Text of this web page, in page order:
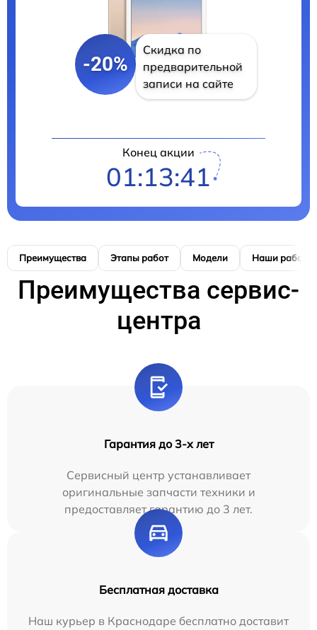
-20%
Скидка по
предварительной
записи на сайте
Конец акции
01:13:40
Преимущества Этапы работ Модели Наши работы
Преимущества сервис-
центра
Гарантия до 3-х лет
Сервисный центр устанавливает
оригинальные запчасти техники и
предоставляет гарантию до 3 лет.
Бесплатная доставка
Наш курьер в Краснодаре бесплатно доставит